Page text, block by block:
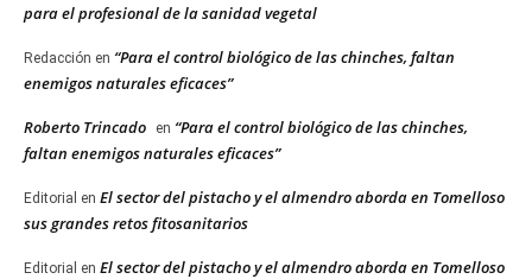
para el profesional de la sanidad vegetal
Redacción en “Para el control biológico de las chinches, faltan
enemigos naturales eficaces”
Roberto Trincado en “Para el control biológico de las chinches,
faltan enemigos naturales eficaces”
Editorial en El sector del pistacho y el almendro aborda en Tomelloso
sus grandes retos fitosanitarios
Editorial en El sector del pistacho y el almendro aborda en Tomelloso